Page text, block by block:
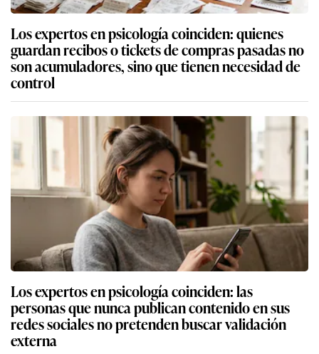
Los expertos en psicología coinciden: quienes
guardan recibos o tickets de compras pasadas no
son acumuladores, sino que tienen necesidad de
control
Los expertos en psicología coinciden: las
personas que nunca publican contenido en sus
redes sociales no pretenden buscar validación
externa